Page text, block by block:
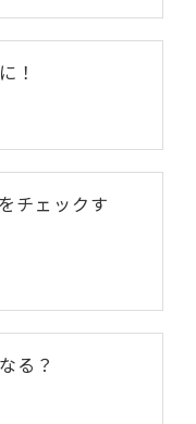
！
チェックす
る？